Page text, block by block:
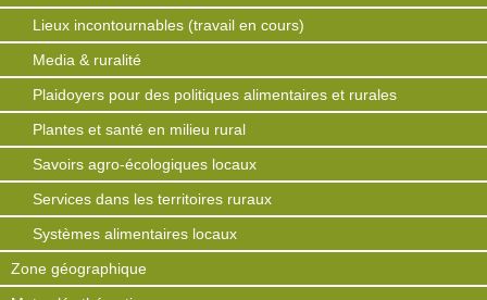
Lieux incontournables (travail en cours)
Media & ruralité
Plaidoyers pour des politiques alimentaires et rurales
Plantes et santé en milieu rural
Savoirs agro-écologiques locaux
Services dans les territoires ruraux
Systèmes alimentaires locaux
Zone géographique